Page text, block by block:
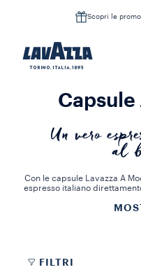
Scopri le
Un vero
al
Con le capsule Lavazza A
espresso italiano
capsule A Modo Mio
FILTRI